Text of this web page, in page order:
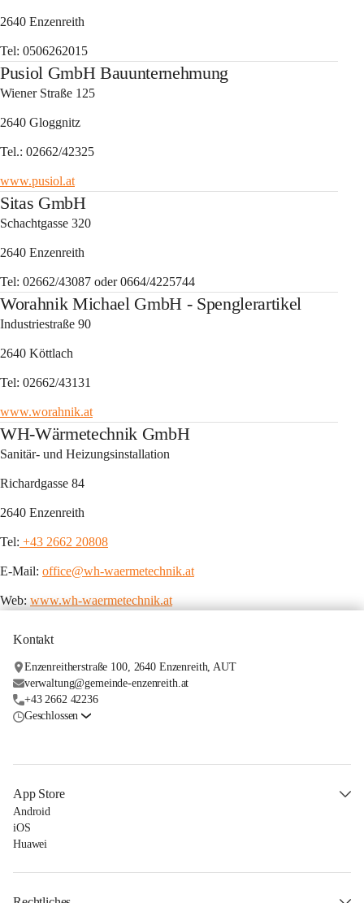
2640 Enzenreith
Tel: 0506262015
Pusiol GmbH Bauunternehmung
Wiener Straße 125
2640 Gloggnitz
Tel.: 02662/42325
www.pusiol.at
Sitas GmbH
Schachtgasse 320
2640 Enzenreith
Tel: 02662/43087 oder 0664/4225744
Worahnik Michael GmbH - Spenglerartikel
Industriestraße 90
2640 Köttlach
Tel: 02662/43131
www.worahnik.at
WH-Wärmetechnik GmbH
Sanitär- und Heizungsinstallation
Richardgasse 84
2640 Enzenreith
Tel: +43 2662 20808
E-Mail: office@wh-waermetechnik.at
Web: www.wh-waermetechnik.at
Kontakt
Enzenreitherstraße 100, 2640 Enzenreith, AUT
verwaltung@gemeinde-enzenreith.at
+43 2662 42236
Geschlossen
App Store
Android
iOS
Huawei